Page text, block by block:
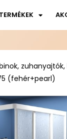
TERMÉKEK
(fehér+pearl)